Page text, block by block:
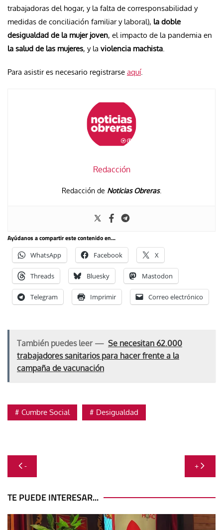
trabajadoras del hogar, y la falta de corresponsabilidad y
medidas de conciliación familiar y laboral), la doble
desigualdad de la mujer joven, el impacto de la pandemia en
la salud de las mujeres, y la violencia machista
Para asistir es necesario registrarse aquí.
Redacción
Redacción de Noticias Obreras.
Ayúdanos a compartir este contenido en...
WhatsApp Facebook X
Threads Bluesky Mastodon
Telegram Imprimir Correo electrónico
También puedes leer — Se necesitan 62.000
trabajadores sanitarios para hacer frente a la
campaña de vacunación
Cumbre Social Desigualdad
Navegación
de
entradas
- +
TE PUEDE INTERESAR...